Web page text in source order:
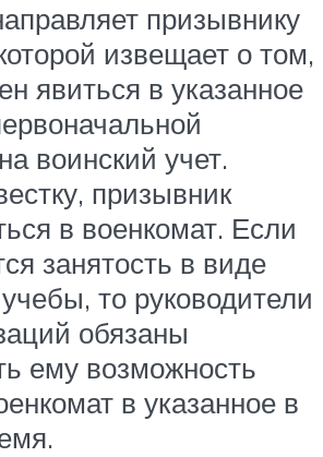
призывнику
извещает о том,
явиться в указанное
воинский учет.
призывник
в военкомат. Если
занятость в виде
то руководители
обязаны
ему возможность
в указанное в